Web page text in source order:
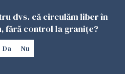
sau alte urgențe?
dvs. că circulăm liber în
fără control la granițe?
Da Nu